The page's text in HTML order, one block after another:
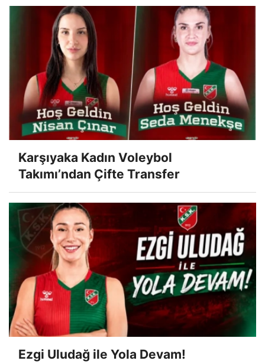
Karşıyaka Kadın Voleybol
Takımı’ndan Çifte Transfer
Ezgi Uludağ ile Yola Devam!